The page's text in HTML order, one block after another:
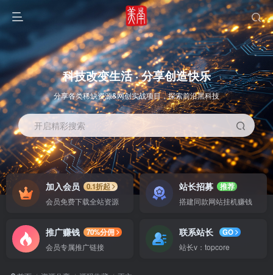
OS教程 SOFT教程
科技改变生活 · 分享创造快乐
分享各类稀缺资源&网创实战项目，探索前沿黑科技
开启精彩搜索
加入会员
0.1折起
会员免费下载全站资源
站长招募
推荐
搭建同款网站挂机赚钱
推广赚钱
70%分佣
会员专属推广链接
联系站长
GO
站长v：topcore